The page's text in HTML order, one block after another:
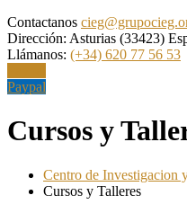
Contactanos
Dirección: Asturias (33423)
Llámanos: (+34) 620 77 56 53
Paypal
Cursos y
Centro de Investigacion
Cursos y Talleres